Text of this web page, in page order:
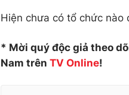
Hiện chưa có tổ chức nào
* Mời quý độc giả theo
Nam trên TV Online!